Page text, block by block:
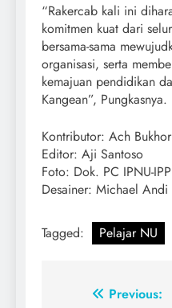
“Rakercab kali ini
komitmen kuat dari
bersama-sama
organisasi, serta
kemajuan pendidikan
Kangean”, Pungkasnya.
Kontributor: Ach
Editor: Aji Santoso
Foto: Dok. PC IPNU-
Desainer: Michael Andi
Tagged: Pelajar NU
Post
Previous: